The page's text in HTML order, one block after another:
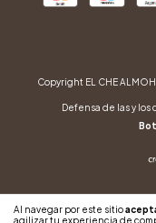
Al navegar por este sitio
agilizar tu experiencia de
Copyright EL CHE
Defensa de las y los